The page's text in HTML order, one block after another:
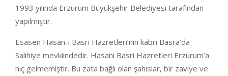
1993 yılında Erzurum Büyükşehir Belediyesi tarafından
yapılmıştır.
Esasen Hasan-ı Basri Hazretleri’nin kabri Basra’da
Salihiye mevkiindedir. Hasani Basri Hazretleri Erzurum’a
hiç gelmemiştir. Bu zata bağlı olan şahıslar, bir zaviye ve